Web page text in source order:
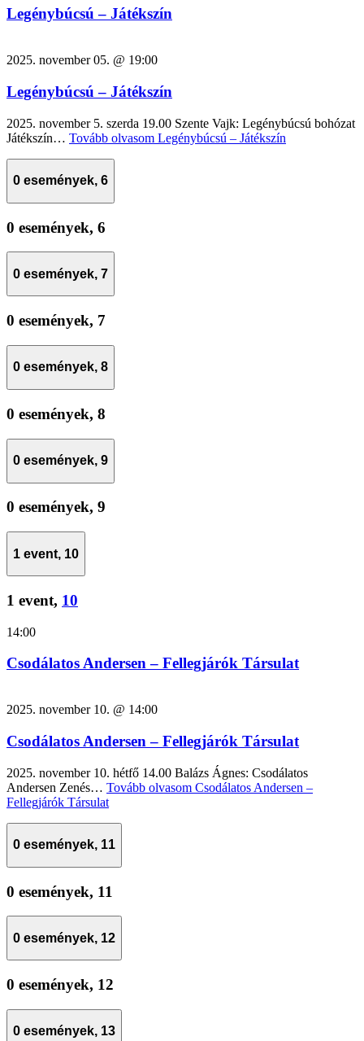
Legénybúcsú – Játékszín
2025. november 05. @ 19:00
Legénybúcsú – Játékszín
2025. november 5. szerda 19.00 Szente Vajk: Legénybúcsú bohózat
Játékszín… Tovább olvasom Legénybúcsú – Játékszín
0 események, 6
0 események, 6
0 események, 7
0 események, 7
0 események, 8
0 események, 8
0 események, 9
0 események, 9
1 event, 10
1 event, 10
14:00
Csodálatos Andersen – Fellegjárók Társulat
2025. november 10. @ 14:00
Csodálatos Andersen – Fellegjárók Társulat
2025. november 10. hétfő 14.00 Balázs Ágnes: Csodálatos
Andersen Zenés… Tovább olvasom Csodálatos Andersen –
Fellegjárók Társulat
0 események, 11
0 események, 11
0 események, 12
0 események, 12
0 események, 13